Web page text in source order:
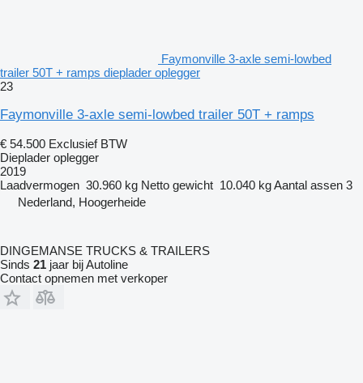
Faymonville 3-axle semi-lowbed
trailer 50T + ramps dieplader oplegger
23
Faymonville 3-axle semi-lowbed trailer 50T + ramps
€ 54.500 Exclusief BTW
Dieplader oplegger
2019
Laadvermogen 30.960 kg Netto gewicht 10.040 kgAantal assen 3
Nederland, Hoogerheide
DINGEMANSE TRUCKS & TRAILERS
Sinds 21 jaar bij Autoline
Contact opnemen met verkoper